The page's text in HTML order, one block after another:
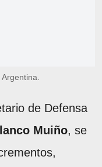
de Defensa
Muiño, se